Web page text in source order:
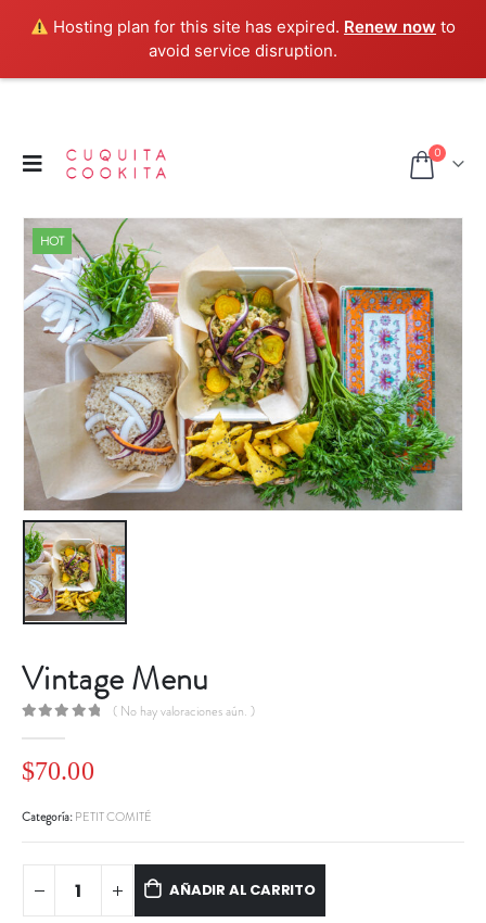
Hosting plan for this site has expired. Renew now to
avoid service disruption.
0
HOT
Vintage Menu
( No hay valoraciones aún. )
$70.00
Categoría:PETIT COMITÉ
AÑADIR AL CARRITO